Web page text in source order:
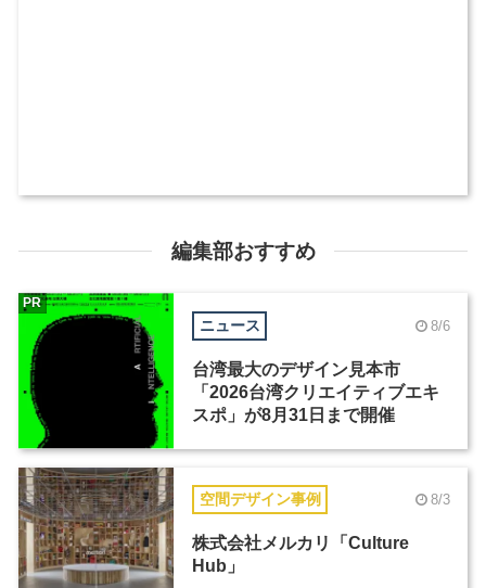
編集部おすすめ
ニュース 8/6
台湾最大のデザイン見本市
「2026台湾クリエイティブエキ
スポ」が8月31日まで開催
PR
空間デザイン事例 8/3
株式会社メルカリ「Culture
Hub」